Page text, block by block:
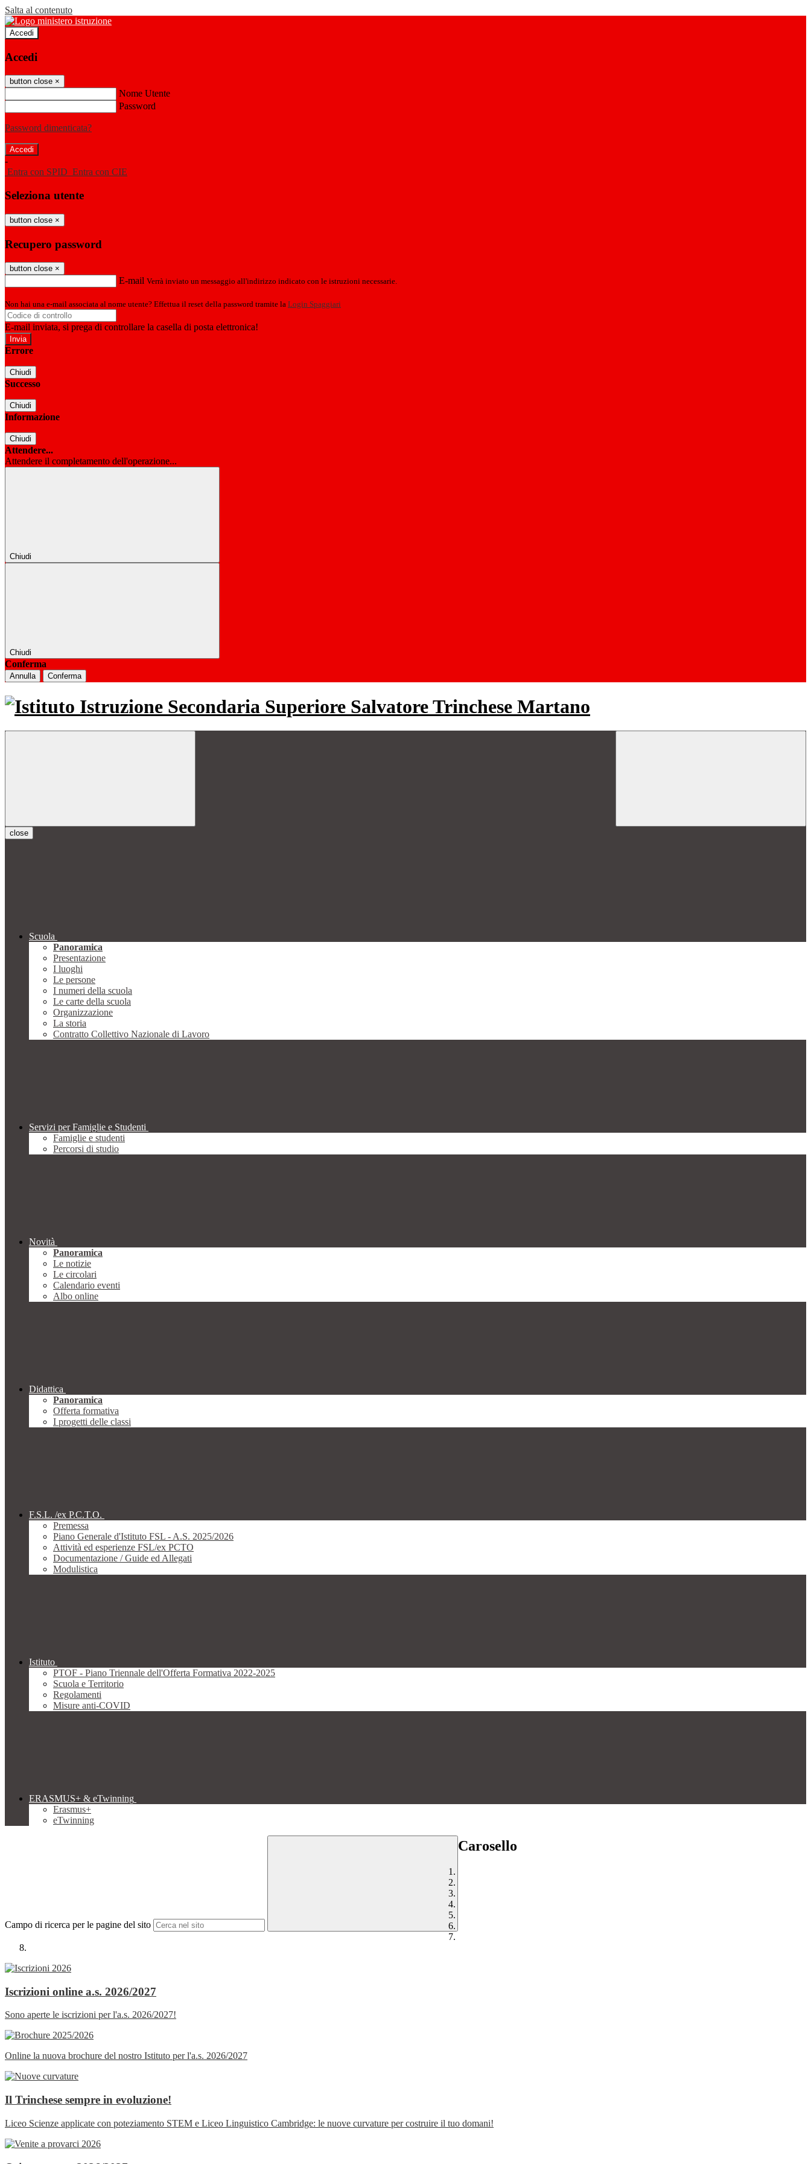
Salta al contenuto
Accedi
Accedi
button close ×
Nome Utente
Password
Password dimenticata?
-
Entra con SPID Entra con CIE
Seleziona utente
button close ×
Recupero password
button close ×
E-mail Verrà inviato un messaggio all'indirizzo indicato con le istruzioni necessarie.
Non hai una e-mail associata al nome utente? Effettua il reset della password tramite la Login Spaggiari
E-mail inviata, si prega di controllare la casella di posta elettronica!
Errore
Chiudi
Successo
Chiudi
Informazione
Chiudi
Attendere...
Attendere il completamento dell'operazione...
Chiudi
Chiudi
Conferma
Annulla Conferma
close
Scuola
Panoramica
Presentazione
I luoghi
Le persone
I numeri della scuola
Le carte della scuola
Organizzazione
La storia
Contratto Collettivo Nazionale di Lavoro
Servizi per Famiglie e Studenti
Famiglie e studenti
Percorsi di studio
Novità
Panoramica
Le notizie
Le circolari
Calendario eventi
Albo online
Didattica
Panoramica
Offerta formativa
I progetti delle classi
F.S.L. /ex P.C.T.O.
Premessa
Piano Generale d'Istituto FSL - A.S. 2025/2026
Attività ed esperienze FSL/ex PCTO
Documentazione / Guide ed Allegati
Modulistica
Istituto
PTOF - Piano Triennale dell'Offerta Formativa 2022-2025
Scuola e Territorio
Regolamenti
Misure anti-COVID
ERASMUS+ & eTwinning
Erasmus+
eTwinning
Campo di ricerca per le pagine del sito
Carosello
Iscrizioni online a.s. 2026/2027
Sono aperte le iscrizioni per l'a.s. 2026/2027!
Online la nuova brochure del nostro Istituto per l'a.s. 2026/2027
Il Trinchese sempre in evoluzione!
Liceo Scienze applicate con poteziamento STEM e Liceo Linguistico Cambridge: le nuove curvature per costruire il tuo domani!